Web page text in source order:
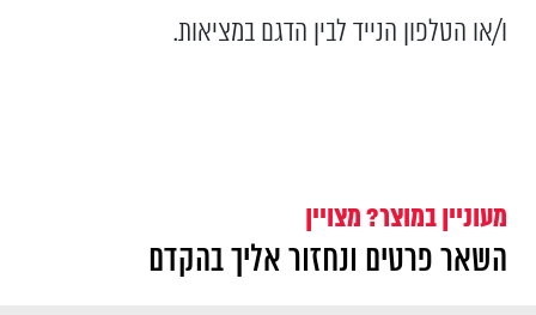
ו/או הטלפון הנייד לבין הדגם במציאות.
מעוניין במוצר? מצויין
השאר פרטים ונחזור אליך בהקדם